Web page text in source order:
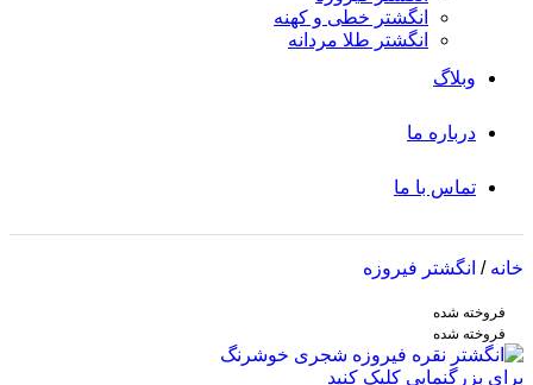
انگشتر خطی و کهنه
انگشتر طلا مردانه
وبلاگ
درباره ما
تماس با ما
خانه/ انگشتر فیروزه
فروخته شده
فروخته شده
برای بزرگنمایی کلیک کنید